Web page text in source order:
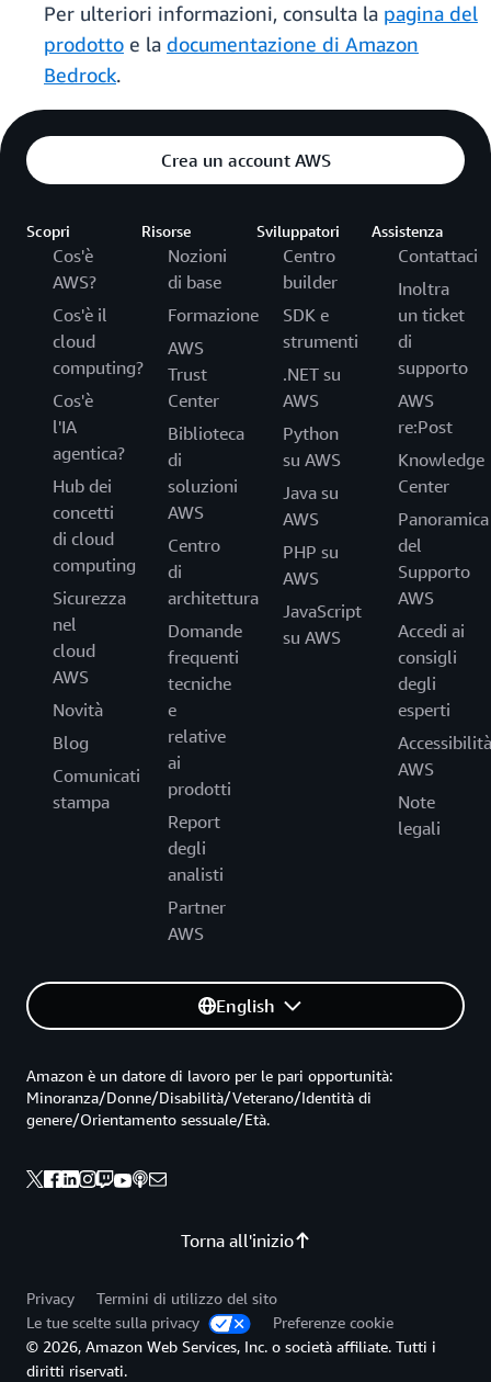
Per ulteriori informazioni, consulta la pagina del
prodotto e la documentazione di Amazon
Bedrock.
Crea un account AWS
Scopri
Cos'è
AWS?
Cos'è il
cloud
computing?
Cos'è
l'IA
agentica?
Hub dei
concetti
di cloud
computing
Sicurezza
nel
cloud
AWS
Novità
Blog
Comunicati
stampa
Risorse
Nozioni
di base
Formazione
AWS
Trust
Center
Biblioteca
di
soluzioni
AWS
Centro
di
architettura
Domande
frequenti
tecniche
e
relative
ai
prodotti
Report
degli
analisti
Partner
AWS
Sviluppatori
Centro
builder
SDK e
strumenti
.NET su
AWS
Python
su AWS
Java su
AWS
PHP su
AWS
JavaScript
su AWS
Assistenza
Contattaci
Inoltra
un ticket
di
supporto
AWS
re:Post
Knowledge
Center
Panoramica
del
Supporto
AWS
Accedi ai
consigli
degli
esperti
Accessibilità
AWS
Note
legali
English
Torna all'inizio
Amazon è un datore di lavoro per le pari opportunità:
Minoranza/Donne/Disabilità/Veterano/Identità di
genere/Orientamento sessuale/Età.
Privacy
Termini di utilizzo del sito
Le tue scelte sulla privacy
Preferenze cookie
© 2026, Amazon Web Services, Inc. o società affiliate. Tutti i
diritti riservati.